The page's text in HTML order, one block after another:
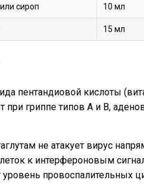
сироп 10 мл
15 мл
пентандиовой кислоты
гриппе типов A и B,
не атакует вирус
к интерфероновым
провоспалительных